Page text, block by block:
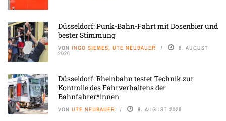
Düsseldorf: Punk-Bahn-Fahrt mit Dosenbier und
bester Stimmung
VON INGO SIEMES, UTE NEUBAUER 8. AUGUST
2026
Düsseldorf: Rheinbahn testet Technik zur
Kontrolle des Fahrverhaltens der
Bahnfahrer*innen
VON UTE NEUBAUER 8. AUGUST 2026